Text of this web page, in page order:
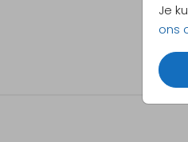
Je
ons